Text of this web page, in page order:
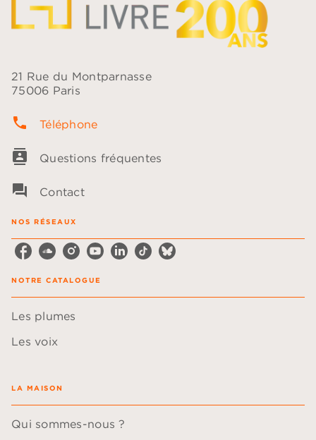
21 Rue du Montparnasse
75006 Paris
phone Téléphone
contacts Questions fréquentes
question_answer Contact
NOS RÉSEAUX
NOTRE CATALOGUE
Les plumes
Les voix
LA MAISON
Qui sommes-nous ?